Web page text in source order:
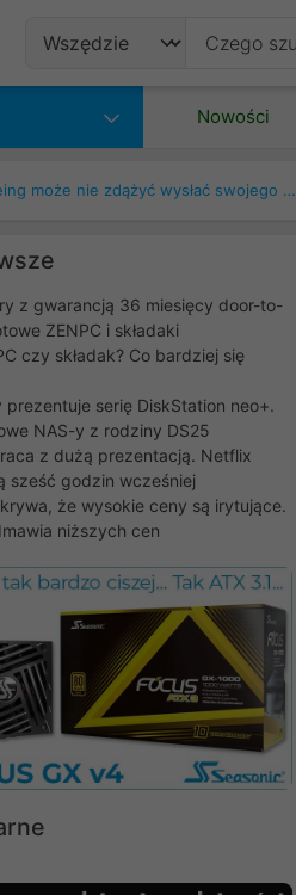
Nowości
Boeing może nie zdążyć wysłać swojego Starlinera na stację ISS
z gwarancją 36 miesięcy door-to-
ZENPC i składaki
czy składak? Co bardziej się
prezentuje serię DiskStation neo+.
NAS-y z rodziny DS25
z dużą prezentacją. Netflix
sześć godzin wcześniej
że wysokie ceny są irytujące.
niższych cen